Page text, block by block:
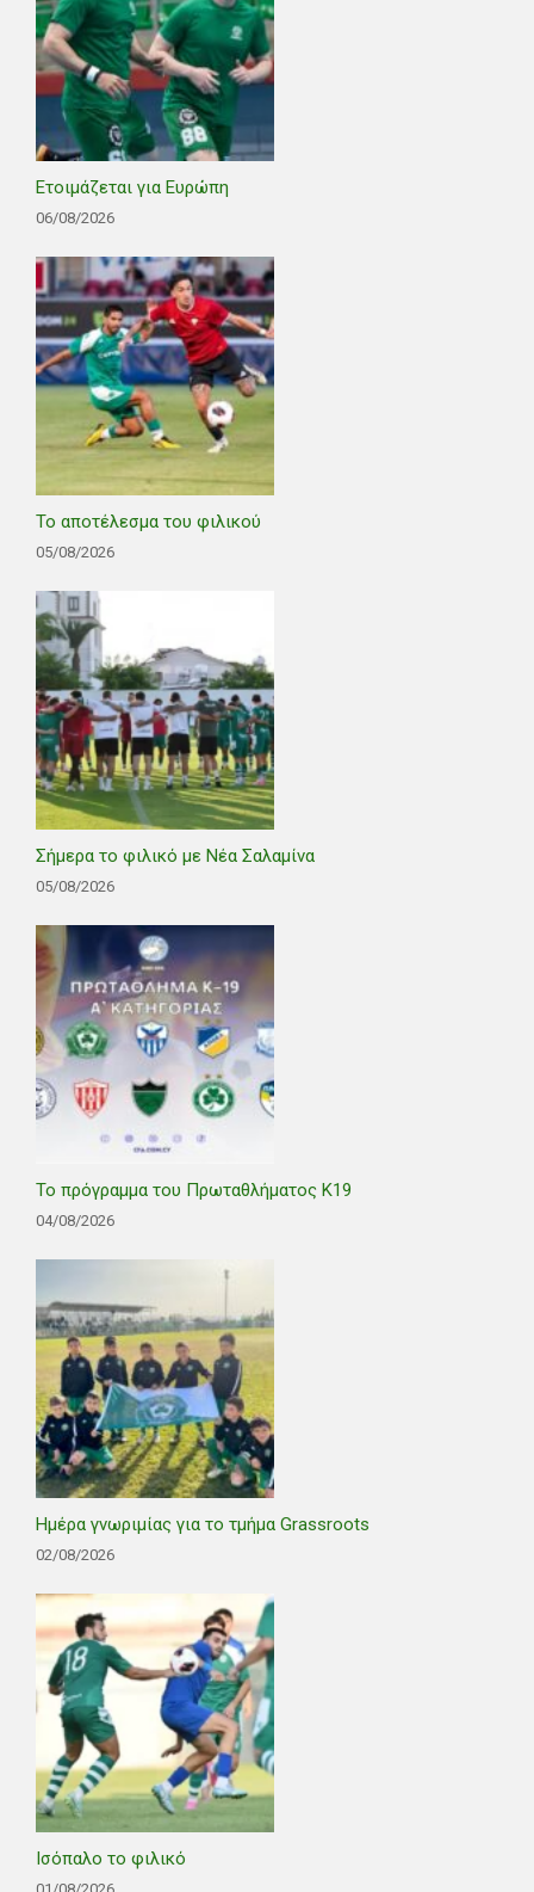
Ετοιμάζεται για Ευρώπη
06/08/2026
Το αποτέλεσμα του φιλικού
05/08/2026
Σήμερα το φιλικό με Νέα Σαλαμίνα
05/08/2026
Το πρόγραμμα του Πρωταθλήματος Κ19
04/08/2026
Ημέρα γνωριμίας για το τμήμα Grassroots
02/08/2026
Ισόπαλο το φιλικό